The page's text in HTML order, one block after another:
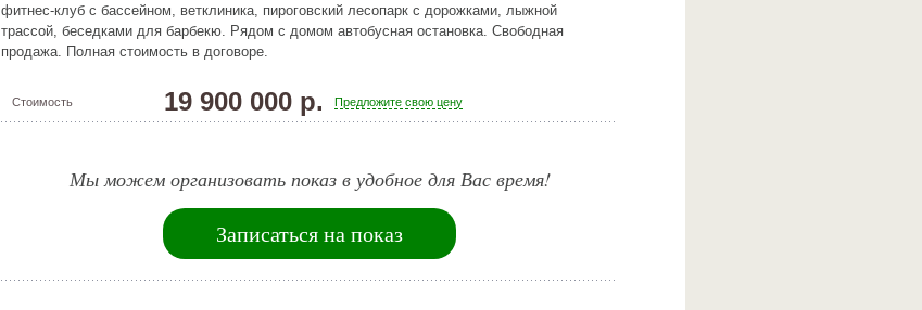
фитнес-клуб с бассейном, ветклиника, пироговский лесопарк с дорожками, лыжной
трассой, беседками для барбекю. Рядом с домом автобусная остановка. Свободная
продажа. Полная стоимость в договоре.
Стоимость 19 900 000 р. Предложите свою цену
Мы можем организовать показ в удобное для Вас время!
Записаться на показ